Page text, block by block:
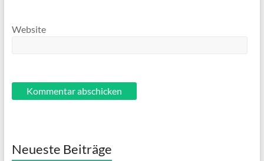
Website
Neueste Beiträge